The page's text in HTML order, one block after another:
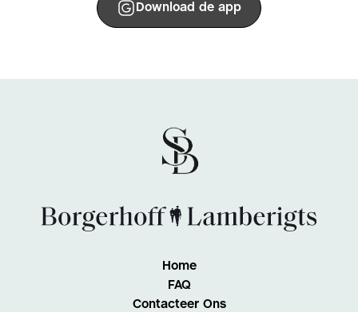
Download de app
Home
FAQ
Contacteer Ons